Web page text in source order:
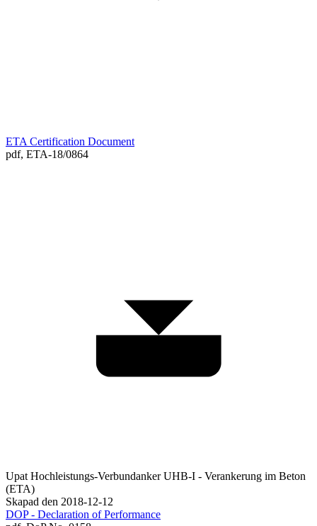
ETA Certification Document
pdf, ETA-18/0864
Upat Hochleistungs-Verbundanker UHB-I - Verankerung im Beton
(ETA)
Skapad den 2018-12-12
DOP - Declaration of Performance